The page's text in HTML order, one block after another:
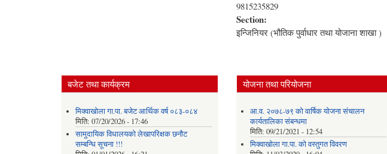
9815235829
Section:
इन्जिनियर (भौतिक पुर्वाधार तथा योजाना शाखा )
बजेट तथा कार्यक्रम
मिक्वाखोला गा.पा. बजेट आर्थिक वर्ष ०८३-०८४
मिति: 07/20/2026 - 17:46
सामुदायिक विधालयको लेखापरिक्षक छनौट
सम्बन्धि सूचना !!!
योजना तथा परियोजना
आ.व. २०७८-७९ को वार्षिक योजना संचालन
कार्यतालिका संबन्धमा
मिति:09/21/2021 - 12:54
मिक्वाखोला गा.पा. को वस्तुगत विवरण